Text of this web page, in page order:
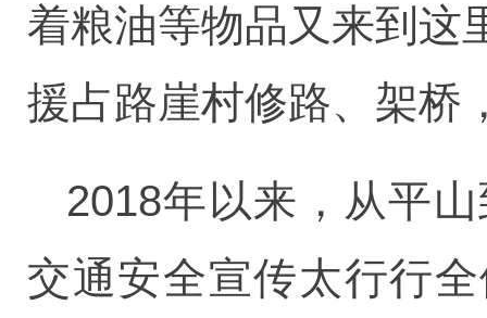
着粮油等物品又来到这
援占路崖村修路、架桥
2018年以来，从平
交通安全宣传太行行